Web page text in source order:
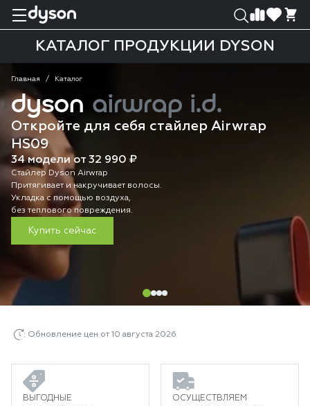
КАТАЛОГ ПРОДУКЦИИ DYSON
Главная Каталог
dyson airwrap i.d.
Откройте для себя стайлер Airwrap
HS09
34 модели от 32 990 ₽
Стайлер Dyson Airwrap
Притягивает и накручивает волосы.
Укладка с помощью воздуха,
без теплового повреждения.
Купить сейчас
Обновление цен от 10 августа 2026
ВЫГОДНЫЕ
ОСУЩЕСТВЛЯЕМ